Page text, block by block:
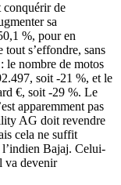
de
sa
%, pour en
tout s’effondre, sans
le nombre de motos
soit -21 %, et le
€, soit -29 %. Le
apparemment pas
AG doit revendre
cela ne suffit
l’indien Bajaj. Celui-
va devenir